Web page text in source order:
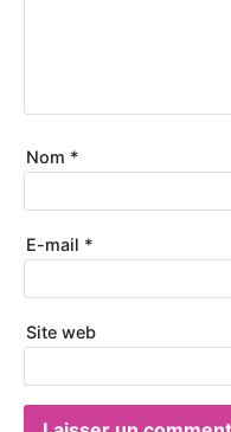
Nom *
E-mail *
Site web